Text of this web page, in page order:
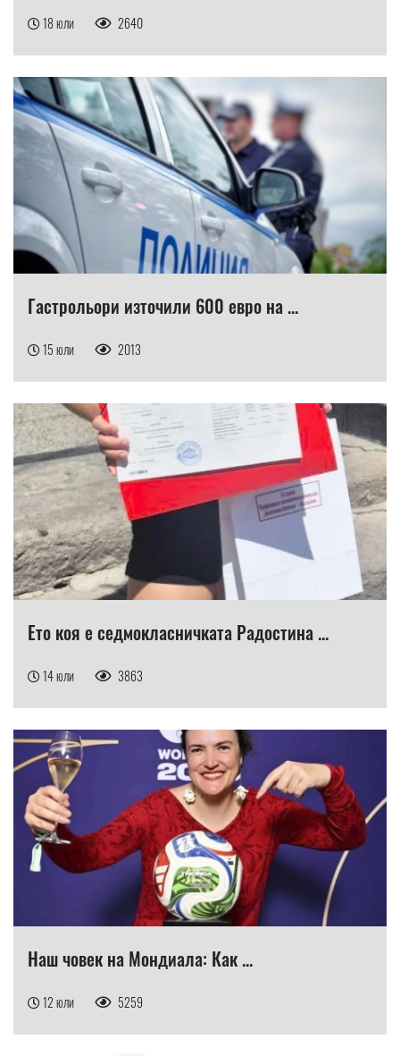
18 юли 2640
Гастрольори източили 600 евро на ...
15 юли 2013
Ето коя е седмокласничката Радостина ...
14 юли 3863
Наш човек на Мондиала: Как ...
12 юли 5259